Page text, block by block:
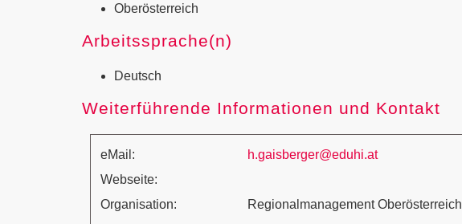
Oberösterreich
Arbeitssprache(n)
Deutsch
Weiterführende Informationen und Kontakt
eMail:
h.gaisberger@eduhi.at
Webseite:
Organisation:
Regionalmanagement Oberösterreich